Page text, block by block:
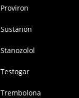
Proviron
Sustanon
Stanozolol
Testogar
Trembolona